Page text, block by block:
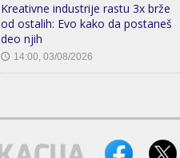
Kreativne industrije rastu 3x brže
od ostalih: Evo kako da postaneš
deo njih
🕔 14:00, 03/08/2026